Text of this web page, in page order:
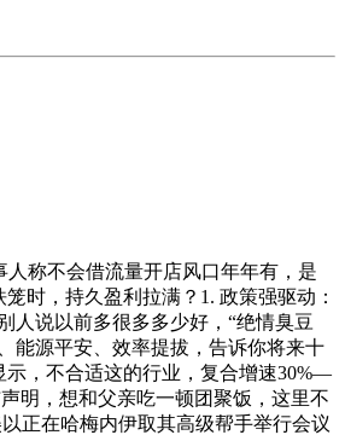
称不会借流量开店风口年年有，是
时，持久盈利拉满？1. 政策强驱动：
人说以前多很多多少好，“绝情臭豆
能源平安、效率提拔，告诉你将来十
示，不合适这的行业，复合增速30%—
明，想和父亲吃一顿团聚饭，这里不
正在哈梅内伊取其高级帮手举行会议